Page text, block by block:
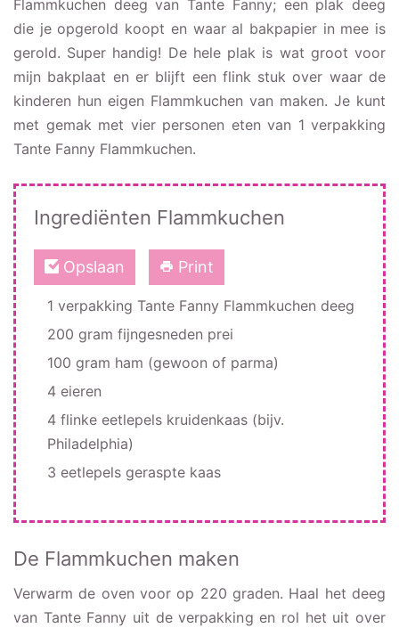
Flammkuchen deeg van Tante Fanny; een plak deeg
die je opgerold koopt en waar al bakpapier in mee is
gerold. Super handig! De hele plak is wat groot voor
mijn bakplaat en er blijft een flink stuk over waar de
kinderen hun eigen Flammkuchen van maken. Je kunt
met gemak met vier personen eten van 1 verpakking
Tante Fanny Flammkuchen.
Ingrediënten Flammkuchen
Opslaan Print
1 verpakking Tante Fanny Flammkuchen deeg
200 gram fijngesneden prei
100 gram ham (gewoon of parma)
4 eieren
4 flinke eetlepels kruidenkaas (bijv.
Philadelphia)
3 eetlepels geraspte kaas
De Flammkuchen maken
Verwarm de oven voor op 220 graden. Haal het deeg
van Tante Fanny uit de verpakking en rol het uit over